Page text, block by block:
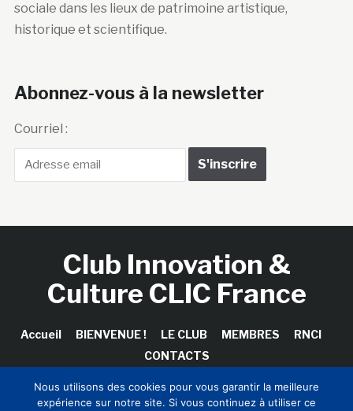
sociale dans les lieux de patrimoine artistique,
historique et scientifique.
Abonnez-vous à la newsletter
Courriel :
Club Innovation &
Culture CLIC France
Accueil BIENVENUE ! LE CLUB MEMBRES
RNCI
CONTACTS
Nous utilisons des cookies pour vous garantir la meilleure
expérience sur notre site. Si vous continuez à utiliser ce